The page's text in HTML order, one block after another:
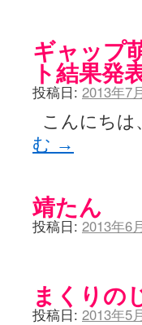
ギャップ
ト結果発
投稿日: 2013年7
こんにち
む →
靖たん
投稿日: 2013年6
まくりの
投稿日: 2013年5